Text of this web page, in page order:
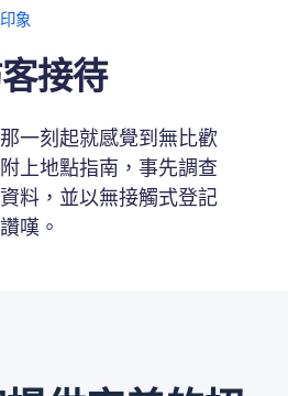
象
接待
一刻起就感覺到無比歡
上地點指南，事先調查
料，並以無接觸式登記
嘆。